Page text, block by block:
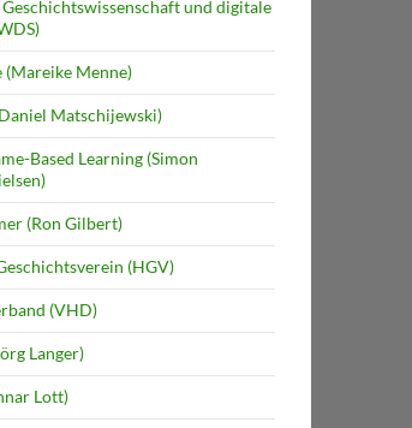
und digitale
Menne)
Matschijewski)
Based Learning (Simon
(Ron Gilbert)
(HGV)
(VHD)
Langer)
Lott)